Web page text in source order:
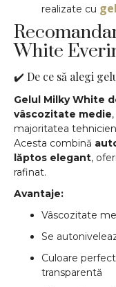
realizate cu
White
✔️ De ce să alegi
Gelul Milky White
vâscozitate medie
majoritatea
Acesta combină
lăptos elegant,
rafinat.
Avantaje:
Vâscozitate
Se
Culoare
transparentă